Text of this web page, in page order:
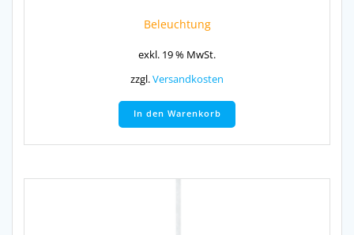
Beleuchtung
exkl. 19 % MwSt.
zzgl.Versandkosten
In den Warenkorb